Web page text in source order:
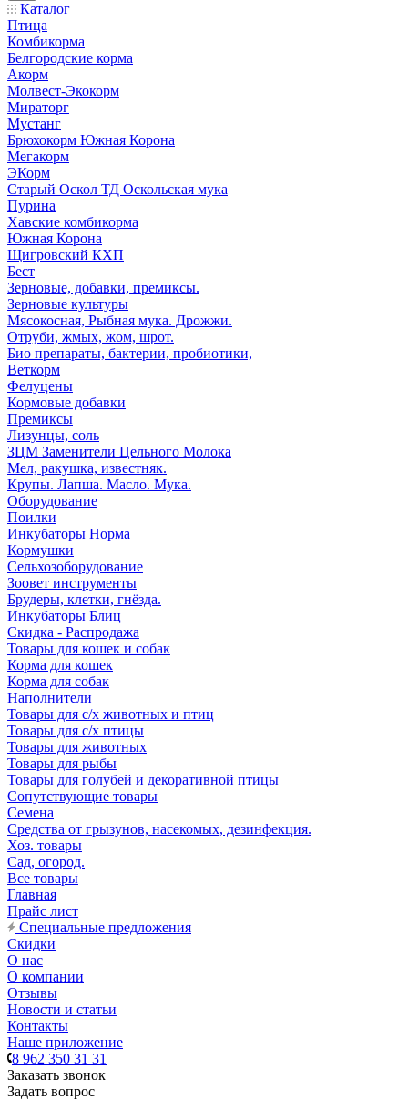
Каталог
Птица
Комбикорма
Белгородские корма
Акорм
Молвест-Экокорм
Мираторг
Мустанг
Брюхокорм Южная Корона
Мегакорм
ЭКорм
Старый Оскол ТД Оскольская мука
Пурина
Хавские комбикорма
Южная Корона
Щигровский КХП
Бест
Зерновые, добавки, премиксы.
Зерновые культуры
Мясокосная, Рыбная мука. Дрожжи.
Отруби, жмых, жом, шрот.
Био препараты, бактерии, пробиотики,
Веткорм
Фелуцены
Кормовые добавки
Премиксы
Лизунцы, соль
ЗЦМ Заменители Цельного Молока
Мел, ракушка, известняк.
Крупы. Лапша. Масло. Мука.
Оборудование
Поилки
Инкубаторы Норма
Кормушки
Сельхозоборудование
Зоовет инструменты
Брудеры, клетки, гнёзда.
Инкубаторы Блиц
Скидка - Распродажа
Товары для кошек и собак
Корма для кошек
Корма для собак
Наполнители
Товары для с/х животных и птиц
Товары для с/х птицы
Товары для животных
Товары для рыбы
Товары для голубей и декоративной птицы
Сопутствующие товары
Семена
Средства от грызунов, насекомых, дезинфекция.
Хоз. товары
Сад, огород.
Все товары
Главная
Прайс лист
Специальные предложения
Скидки
О нас
О компании
Отзывы
Новости и статьи
Контакты
Наше приложение
8 962 350 31 31
Заказать звонок
Задать вопрос